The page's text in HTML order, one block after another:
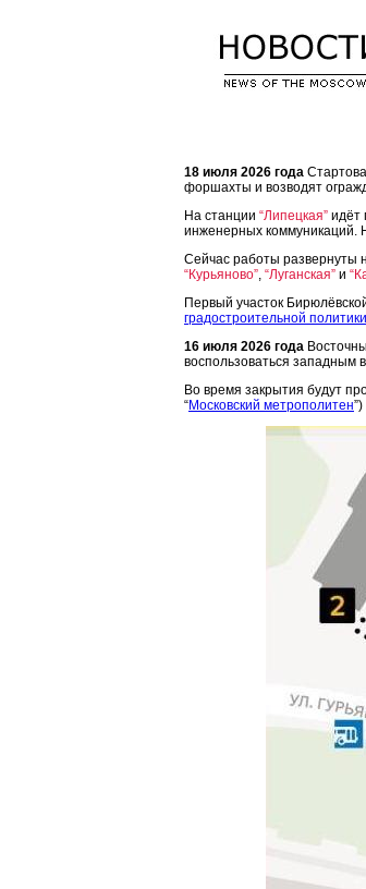
18 июля 2026 года
форшахты и возводят
На станции “Липецкая” идёт
инженерных коммуникаций.
Сейчас работы развернуты
“Курьяново”, “Луганская” и
Первый участок
градостроительной
16 июля 2026 года
воспользоваться западным
Во время закрытия будут
“Московский метрополитен”)